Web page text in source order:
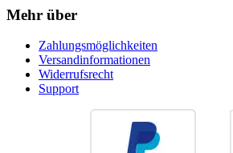
Mehr über
Zahlungsmöglichkeiten
Versandinformationen
Widerrufsrecht
Support